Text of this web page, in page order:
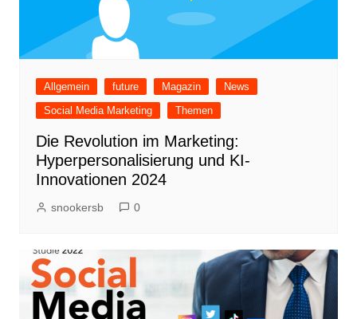
Allgemein future Magazin
News
Social Media Marketing
Themen
Die Revolution im Marketing:
Hyperpersonalisierung und KI-
Innovationen 2024
snookersb 0